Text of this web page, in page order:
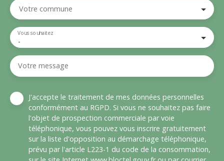
Votre commune
-
Vous souhaitez
Votre message
J'accepte le traitement de mes données personnelles
conformément au RGPD. Si vous ne souhaitez pas faire
l'objet de prospection commerciale par voie
téléphonique, vous pouvez vous inscrire gratuitement
sur la liste d'opposition au démarchage téléphonique,
prévu par l'article L223-1 du code de la consommation,